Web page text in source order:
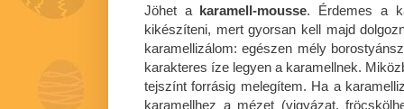
Jöhet a karamell-mousse. Érdemes a
kikészíteni, mert gyorsan kell majd
karamellizálom: egészen mély
karakteres íze legyen a karamellnek.
tejszínt forrásig melegítem. Ha a
karamellhez a mézet (vigyázat,